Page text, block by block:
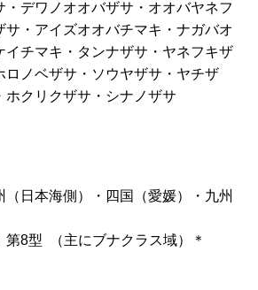
・デワノオオバザサ・オオバヤネフ
サ・アイズオオバチマキ・ナガバオ
イチマキ・タンナザサ・ヤネフキザ
ロノベザサ・ソウヤザサ・ヤチザ
ホクリクザサ・シナノザサ
日本海側）・四国（愛媛）・九州
第8型 （主にブナクラス域）＊